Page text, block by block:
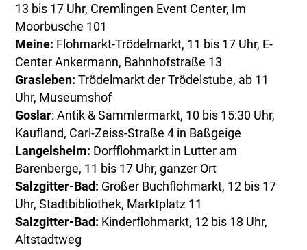
13 bis 17 Uhr, Cremlingen Event Center, Im
Moorbusche 101
Meine: Flohmarkt-Trödelmarkt, 11 bis 17 Uhr, E-
Center Ankermann, Bahnhofstraße 13
Grasleben: Trödelmarkt der Trödelstube, ab 11
Uhr, Museumshof
Goslar: Antik & Sammlermarkt, 10 bis 15:30 Uhr,
Kaufland, Carl-Zeiss-Straße 4 in Baßgeige
Langelsheim: Dorfflohmarkt in Lutter am
Barenberge, 11 bis 17 Uhr, ganzer Ort
Salzgitter-Bad: Großer Buchflohmarkt, 12 bis 17
Uhr, Stadtbibliothek, Marktplatz 11
Salzgitter-Bad: Kinderflohmarkt, 12 bis 18 Uhr,
Altstadtweg